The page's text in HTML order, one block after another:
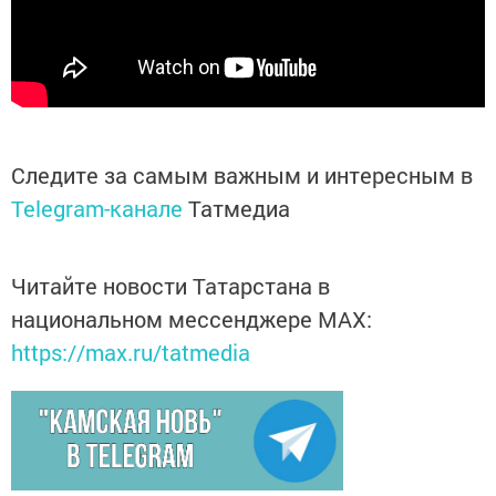
Следите за самым важным и интересным в
Telegram-канале Татмедиа
Читайте новости Татарстана в
национальном мессенджере MАХ:
https://max.ru/tatmedia